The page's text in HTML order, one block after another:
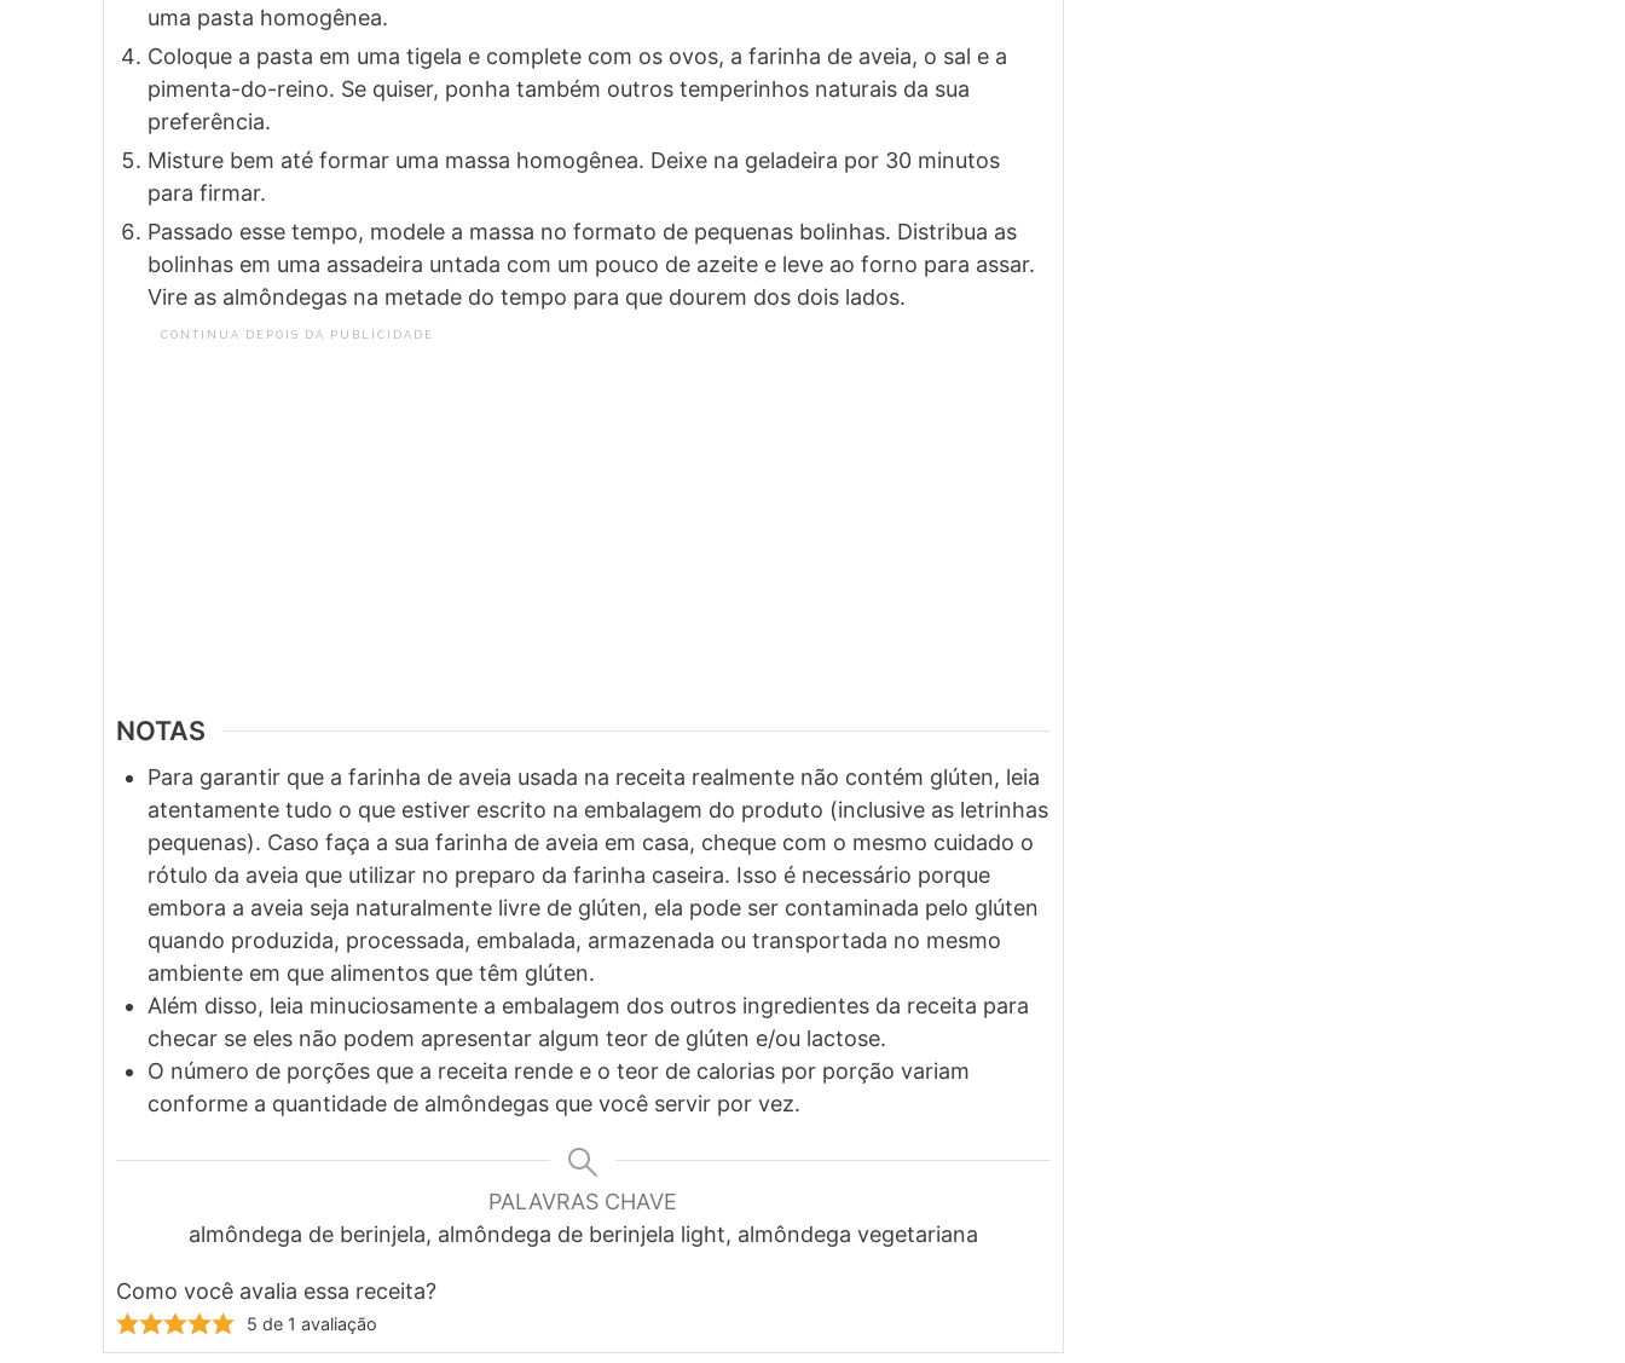
uma pasta homogênea.
Coloque a pasta em uma tigela e complete com os ovos, a farinha de aveia, o sal e a
pimenta-do-reino. Se quiser, ponha também outros temperinhos naturais da sua
preferência.
Misture bem até formar uma massa homogênea. Deixe na geladeira por 30 minutos
para firmar.
Passado esse tempo, modele a massa no formato de pequenas bolinhas. Distribua as
bolinhas em uma assadeira untada com um pouco de azeite e leve ao forno para assar.
Vire as almôndegas na metade do tempo para que dourem dos dois lados.
CONTINUA DEPOIS DA PUBLICIDADE
NOTAS
Para garantir que a farinha de aveia usada na receita realmente não contém glúten, leia
atentamente tudo o que estiver escrito na embalagem do produto (inclusive as letrinhas
pequenas). Caso faça a sua farinha de aveia em casa, cheque com o mesmo cuidado o
rótulo da aveia que utilizar no preparo da farinha caseira. Isso é necessário porque
embora a aveia seja naturalmente livre de glúten, ela pode ser contaminada pelo glúten
quando produzida, processada, embalada, armazenada ou transportada no mesmo
ambiente em que alimentos que têm glúten.
Além disso, leia minuciosamente a embalagem dos outros ingredientes da receita para
checar se eles não podem apresentar algum teor de glúten e/ou lactose.
O número de porções que a receita rende e o teor de calorias por porção variam
conforme a quantidade de almôndegas que você servir por vez.
PALAVRAS CHAVE
almôndega de berinjela, almôndega de berinjela light, almôndega vegetariana
Como você avalia essa receita?
5 de 1 avaliação